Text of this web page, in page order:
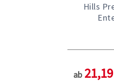
Hills
ab